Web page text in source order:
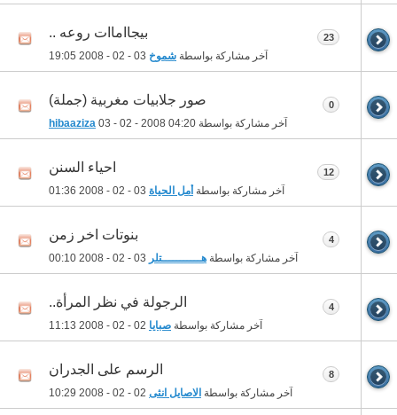
بيجااماات روعه ..
آخر مشاركة بواسطة شموخ 19:05
23
صور جلابيات مغربية (جملة)
آخر مشاركة بواسطة hibaaziza 03 - 02 - 2008 04:20
0
احياء السنن
آخر مشاركة بواسطة أمل الحياة 01:36
12
بنوتات اخر زمن
آخر مشاركة بواسطة هـــــــــــتلر 00:10
4
الرجولة في نظر المرأة..
آخر مشاركة بواسطة صبايا 11:13
4
الرسم على الجدران
آخر مشاركة بواسطة الاصايل انثى 10:29
8